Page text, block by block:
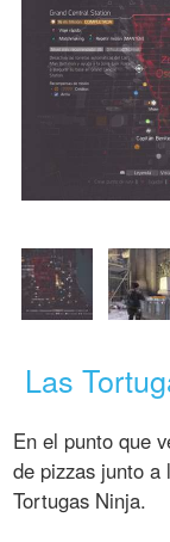
Las
En el punto que
de pizzas junto a
Tortugas Ninja.